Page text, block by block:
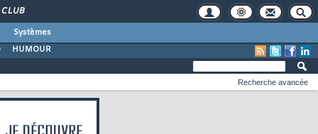
CLUB
Systèmes
HUMOUR
Recherche avancée